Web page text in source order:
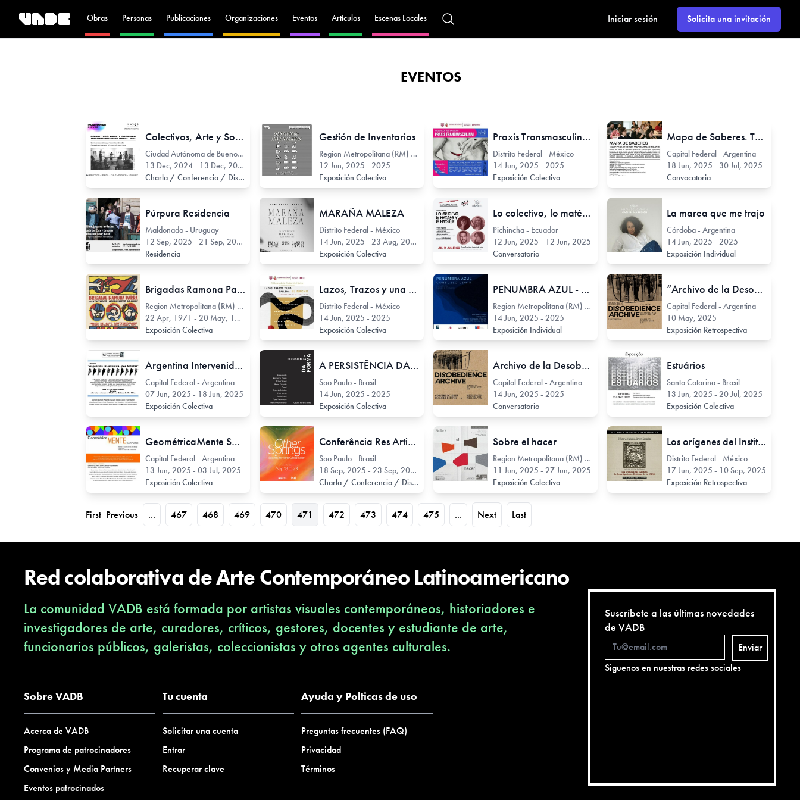
Obras Personas Publicaciones Organizaciones Eventos Artículos Escenas Locales Iniciar sesión Solicita una invitación
EVENTOS
Colectivos, Arte y Sociedad
Ciudad Autónoma de Buenos Aires - Argentina
13 Dec, 2024 - 13 Dec, 2024
Charla / Conferencia / Disertación
Gestión de Inventarios
Region Metropolitana (RM) - Chile
12 Jun, 2025 - 2025
Exposición Colectiva
Praxis Transmasculina I
Distrito Federal - México
14 Jun, 2025 - 2025
Exposición Colectiva
Mapa de Saberes. Taller para artistas y profesionales del arte
Capital Federal - Argentina
18 Jun, 2025 - 30 Jul, 2025
Convocatoria
Púrpura Residencia
Maldonado - Uruguay
12 Sep, 2025 - 21 Sep, 2025
Residencia
MARAÑA MALEZA
Distrito Federal - México
14 Jun, 2025 - 23 Aug, 2025
Exposición Colectiva
Lo colectivo, lo matérico y lo histórico: capas de la fotografía ecuatoriana.
Pichincha - Ecuador
12 Jun, 2025 - 12 Jun, 2025
Conversatorio
La marea que me trajo
Córdoba - Argentina
14 Jun, 2025 - 2025
Exposición Individual
Brigadas Ramona Parra
Region Metropolitana (RM) - Chile
22 Apr, 1971 - 20 May, 1971
Exposición Colectiva
Lazos, Trazos y una Ballena: EL NACHO
Distrito Federal - México
14 Jun, 2025 - 2025
Exposición Colectiva
PENUMBRA AZUL - Consuelo Lewin
Region Metropolitana (RM) - Chile
14 Jun, 2025 - 2025
Exposición Individual
“Archivo de la Desobediencia (la calle)” un proyecto de Marco Scotini
Capital Federal - Argentina
10 May, 2025
Exposición Retrospectiva
Argentina Intervenida…por Artistas
Capital Federal - Argentina
07 Jun, 2025 - 18 Jun, 2025
Exposición Colectiva
A PERSISTÊNCIA DA FORMA
Sao Paulo - Brasil
14 Jun, 2025 - 2025
Exposición Colectiva
Archivo de la Desobediencia (la calle)
Capital Federal - Argentina
14 Jun, 2025 - 2025
Conversatorio
Estuários
Santa Catarina - Brasil
13 Jun, 2025 - 20 Jul, 2025
Exposición Colectiva
GeométricaMente SAAP - 2025
Capital Federal - Argentina
13 Jun, 2025 - 03 Jul, 2025
Exposición Colectiva
Conferência Res Artis/Res Artis Conference 2025
Sao Paulo - Brasil
18 Sep, 2025 - 23 Sep, 2025
Charla / Conferencia / Disertación
Sobre el hacer
Region Metropolitana (RM) - Chile
11 Jun, 2025 - 27 Jun, 2025
Exposición Colectiva
Los orígenes del Instituto de Investigaciones Estéticas de la UNAM
Distrito Federal - México
17 Jun, 2025 - 10 Sep, 2025
Exposición Retrospectiva
First Previous ... 467 468 469 470 471 472 473 474 475 ... Next Last
Red colaborativa de Arte Contemporáneo Latinoamericano
La comunidad VADB está formada por artistas visuales contemporáneos, historiadores e
investigadores de arte, curadores, críticos, gestores, docentes y estudiante de arte,
funcionarios públicos, galeristas, coleccionistas y otros agentes culturales.
Sobre VADB
Acerca de VADB
Programa de patrocinadores
Convenios y Media Partners
Eventos patrocinados
Tu cuenta
Solicitar una cuenta
Entrar
Recuperar clave
Ayuda y Polticas de uso
Preguntas frecuentes (FAQ)
Privacidad
Términos
Suscríbete a las últimas novedades
de VADB
Enviar
Siguenos en nuestras redes sociales